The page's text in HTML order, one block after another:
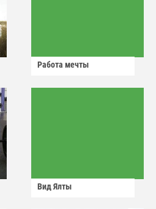
Работа мечты
Вид Ялты